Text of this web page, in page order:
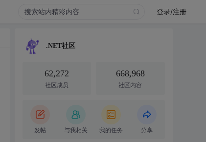
登录/注册
.NET社区
62,272
社区成员
668,968
社区内容
发帖 与我相关 我的任务 分享